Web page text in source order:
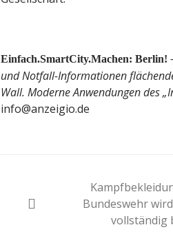
Einfach.SmartCity.Machen: Berlin!
und Notfall-Informationen
Wall. Moderne Anwendungen des
info@anzeigio.de
Bundeswehr
vollständig